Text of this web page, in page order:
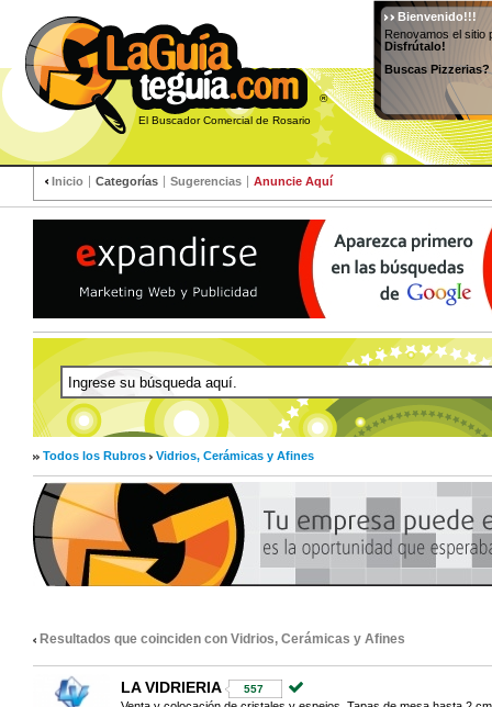
®
El Buscador Comercial de Rosario
Bienvenido!!!
Renovamos el sitio
Disfrútalo!
Buscas
Inicio Categorías Sugerencias Anuncie Aquí
Todos los Rubros Vidrios, Cerámicas y Afines
Resultados que coinciden con Vidrios, Cerámicas y Afines
LA VIDRIERIA 557